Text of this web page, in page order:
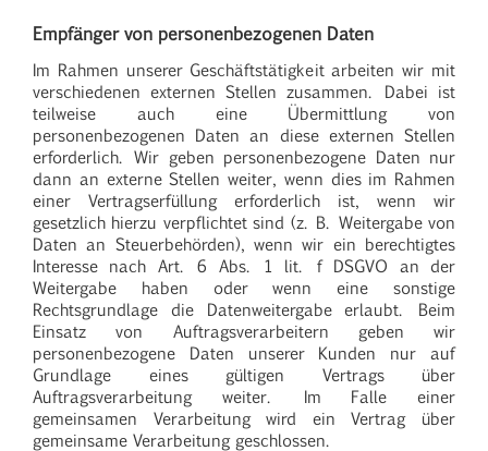
Empfänger von personenbezogenen Daten
Im Rahmen unserer Geschäftstätigkeit arbeiten wir mit
verschiedenen externen Stellen zusammen. Dabei ist
teilweise auch eine Übermittlung von
personenbezogenen Daten an diese externen Stellen
erforderlich. Wir geben personenbezogene Daten nur
dann an externe Stellen weiter, wenn dies im Rahmen
einer Vertragserfüllung erforderlich ist, wenn wir
gesetzlich hierzu verpflichtet sind (z. B. Weitergabe von
Daten an Steuerbehörden), wenn wir ein berechtigtes
Interesse nach Art. 6 Abs. 1 lit. f DSGVO an der
Weitergabe haben oder wenn eine sonstige
Rechtsgrundlage die Datenweitergabe erlaubt. Beim
Einsatz von Auftragsverarbeitern geben wir
personenbezogene Daten unserer Kunden nur auf
Grundlage eines gültigen Vertrags über
Auftragsverarbeitung weiter. Im Falle einer
gemeinsamen Verarbeitung wird ein Vertrag über
gemeinsame Verarbeitung geschlossen.